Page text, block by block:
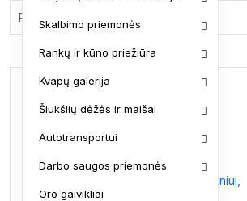
Skalbimo priemonės
Rankų ir kūno priežiūra
Kvapų galerija
Šiukšlių dėžės ir maišai
Autotransportui
Darbo saugos priemonės
Oro gaivikliai
Rodomi visi rezultatai: 6
to